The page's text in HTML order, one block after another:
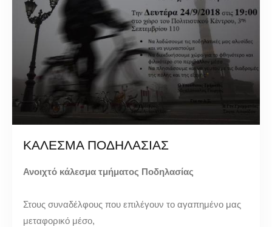
ΚΑΛΕΣΜΑ ΠΟΔΗΛΑΣΙΑΣ
Ανοιχτό κάλεσμα τμήματος Ποδηλασίας
Στους συναδέλφους που επιλέγουν το αγαπημένο μας
μεταφορικό μέσο,